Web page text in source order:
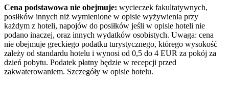
Cena podstawowa nie obejmuje: wycieczek fakultatywnych,
posiłków innych niż wymienione w opisie wyżywienia przy
każdym z hoteli, napojów do posiłków jeśli w opisie hoteli nie
podano inaczej, oraz innych wydatków osobistych. Uwaga: cena
nie obejmuje greckiego podatku turystycznego, którego wysokość
zależy od standardu hotelu i wynosi od 0,5 do 4 EUR za pokój za
dzień pobytu. Podatek płatny będzie w recepcji przed
zakwaterowaniem. Szczegóły w opisie hotelu.